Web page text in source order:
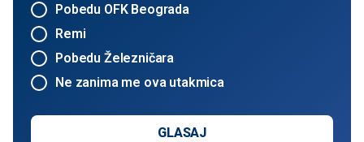
Pobedu OFK Beograda
Remi
Pobedu Železničara
Ne zanima me ova utakmica
GLASAJ